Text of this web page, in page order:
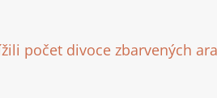
počet divoce zbarvených